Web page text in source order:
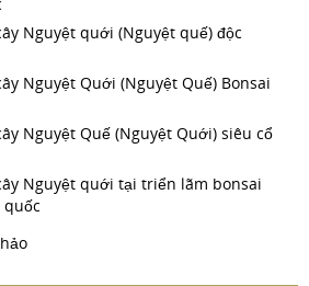
Nguyệt quới (Nguyệt quế) độc
Nguyệt Quới (Nguyệt Quế) Bonsai
Nguyệt Quế (Nguyệt Quới) siêu cổ
Nguyệt quới tại triển lãm bonsai